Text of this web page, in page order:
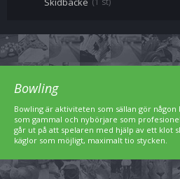
Bowling
Bowling är aktiviteten som sällan gör någon
som gammal och nybörjare som
går ut på att spelaren med hjälp av ett klot
käglor som möjligt, maximalt tio stycken.